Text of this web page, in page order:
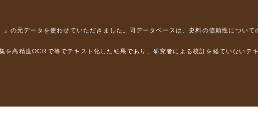
の元データを使わせていただきました。同データベースは、史料の信頼性につい
高精度OCRで等でテキスト化した結果であり、研究者による校訂を経ていないテ